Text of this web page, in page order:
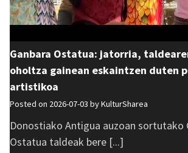
Ganbara Ostatua: jatorria,
oholtza gainean eskaintzen duten
artistikoa
Posted on 2026-07-03 byKulturSharea
Donostiako Antigua auzoan sortutako
Ostatua taldeak bere [...]